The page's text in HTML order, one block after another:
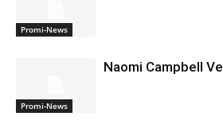
Promi-News
Promi-News
Naomi Campbell